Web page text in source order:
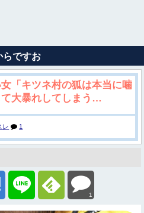
らですお
「キツネ村の狐は本当に噛
大暴れしてしまう…
レ 1
1